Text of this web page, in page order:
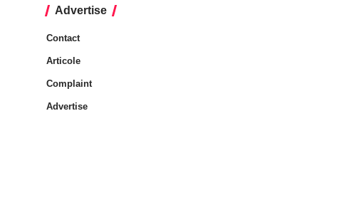
Advertise
Contact
Articole
Complaint
Advertise